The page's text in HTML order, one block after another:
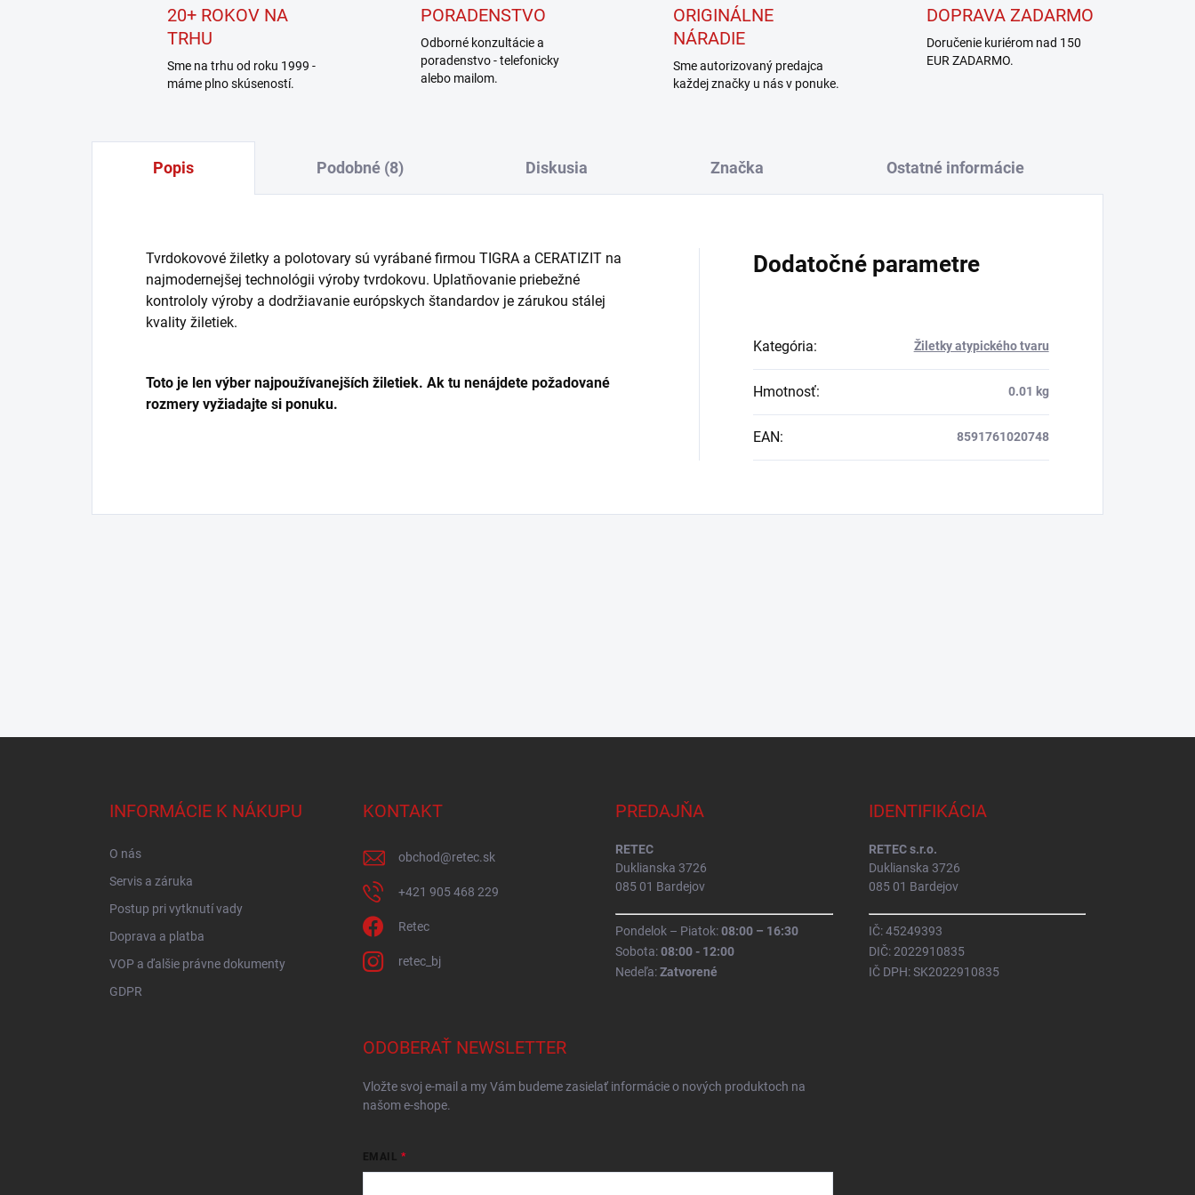
20+ ROKOV NA
TRHU
Sme na trhu od roku 1999 -
máme plno skúseností.
PORADENSTVO
Odborné konzultácie a
poradenstvo - telefonicky
alebo mailom.
ORIGINÁLNE
NÁRADIE
Sme autorizovaný predajca
každej značky u nás v ponuke.
DOPRAVA ZADARMO
Doručenie kuriérom nad 150
EUR ZADARMO.
Popis Podobné (8) Diskusia Značka Ostatné informácie
Tvrdokovové žiletky a polotovary sú vyrábané firmou TIGRA a CERATIZIT na
najmodernejšej technológii výroby tvrdokovu. Uplatňovanie priebežné
kontrololy výroby a dodržiavanie európskych štandardov je zárukou stálej
kvality žiletiek.
Toto je len výber najpoužívanejších žiletiek. Ak tu nenájdete požadované
rozmery vyžiadajte si ponuku.
Dodatočné parametre
Kategória: Žiletky atypického tvaru
Hmotnosť: 0.01 kg
EAN: 8591761020748
INFORMÁCIE K NÁKUPU
O nás
Servis a záruka
Postup pri vytknutí vady
Doprava a platba
VOP a ďalšie právne dokumenty
GDPR
KONTAKT
obchod@retec.sk
+421 905 468 229
Retec
retec_bj
PREDAJŇA
RETEC
Duklianska 3726
085 01 Bardejov
Pondelok – Piatok:08:00 – 16:30
Sobota:08:00 - 12:00
Nedeľa:Zatvorené
IDENTIFIKÁCIA
RETEC s.r.o.
Duklianska 3726
085 01 Bardejov
IČ: 45249393
DIČ: 2022910835
IČ DPH: SK2022910835
ODOBERAŤ NEWSLETTER
Vložte svoj e-mail a my Vám budeme zasielať informácie o nových produktoch na
našom e-shope.
EMAIL